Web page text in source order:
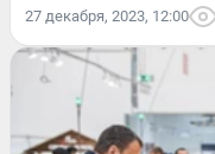
27 декабря, 2023, 12:00